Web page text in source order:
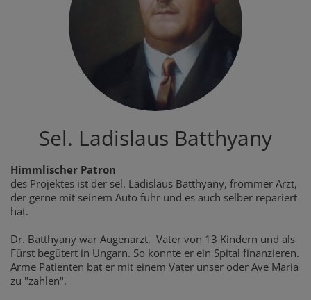
Sel. Ladislaus Batthyany
Himmlischer Patron
des Projektes ist der sel. Ladislaus Batthyany, frommer Arzt,
der gerne mit seinem Auto fuhr und es auch selber repariert
hat.
Dr. Batthyany war Augenarzt, Vater von 13 Kindern und als
Fürst begütert in Ungarn. So konnte er ein Spital finanzieren.
Arme Patienten bat er mit einem Vater unser oder Ave Maria
zu "zahlen".